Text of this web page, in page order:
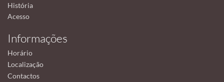
História
Acesso
Informações
Horário
Localização
Contactos